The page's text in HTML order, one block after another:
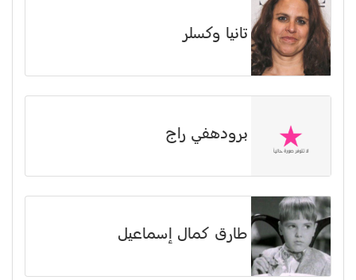
تانيا وكسلر
برودهفي راج
طارق كمال إسماعيل